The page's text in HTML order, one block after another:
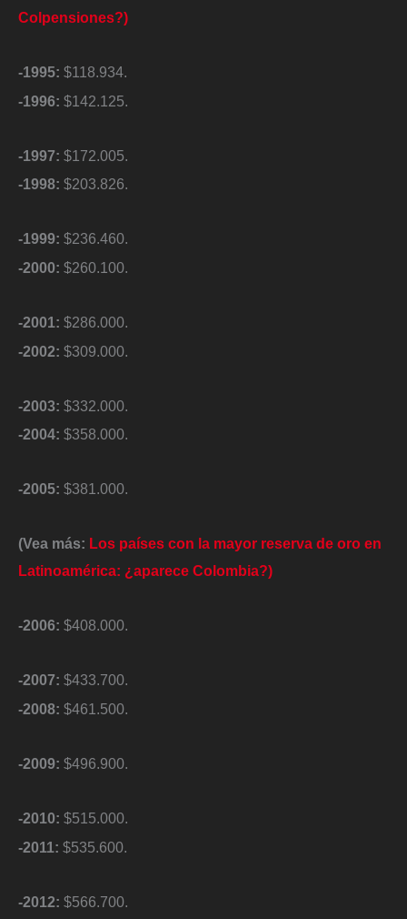
Colpensiones?)
-1995: $118.934.
-1996: $142.125.
-1997: $172.005.
-1998: $203.826.
-1999: $236.460.
-2000: $260.100.
-2001: $286.000.
-2002: $309.000.
-2003: $332.000.
-2004: $358.000.
-2005: $381.000.
(Vea más: Los países con la mayor reserva de oro en
Latinoamérica: ¿aparece Colombia?)
-2006: $408.000.
-2007: $433.700.
-2008: $461.500.
-2009: $496.900.
-2010: $515.000.
-2011: $535.600.
-2012: $566.700.